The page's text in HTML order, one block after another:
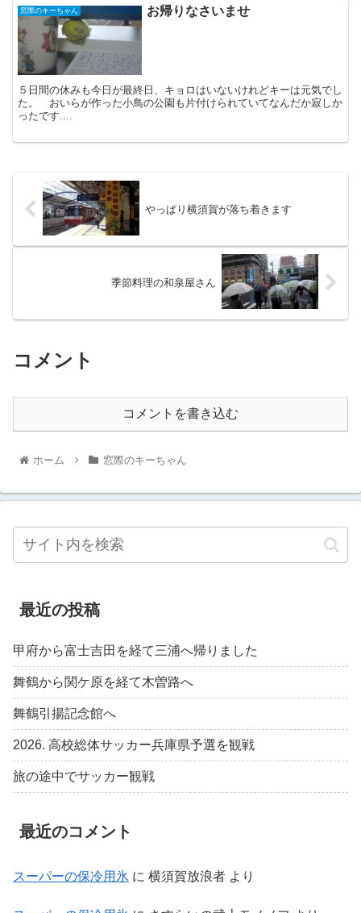
窓際のキーちゃん お帰りなさいませ
５日間の休みも今日が最終日、キョロはいないけれどキーは元気でし
た。 おいらが作った小鳥の公園も片付けられていてなんだか寂しか
ったです....
やっぱり横須賀が落ち着きます
季節料理の和泉屋さん
コメント
コメントを書き込む
ホーム 窓際のキーちゃん
最近の投稿
甲府から富士吉田を経て三浦へ帰りました
舞鶴から関ケ原を経て木曽路へ
舞鶴引揚記念館へ
2026. 高校総体サッカー兵庫県予選を観戦
旅の途中でサッカー観戦
最近のコメント
スーパーの保冷用氷 に 横須賀放浪者 より